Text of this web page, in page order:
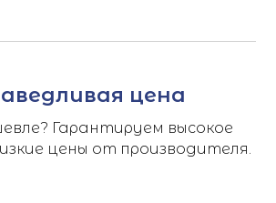
цена
Гарантируем высокое
цены от производителя.